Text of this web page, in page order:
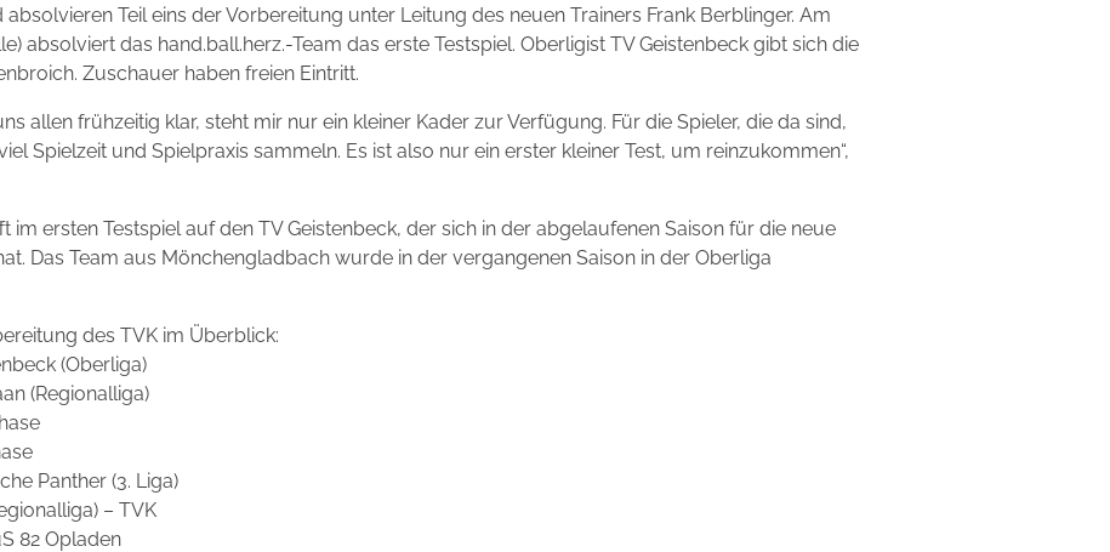
Teil eins der Vorbereitung unter Leitung des neuen Trainers Frank Berblinger. Am
absolviert das hand.ball.herz.-Team das erste Testspiel. Oberligist TV Geistenbeck gibt sich die
Zuschauer haben freien Eintritt.
allen frühzeitig klar, steht mir nur ein kleiner Kader zur Verfügung. Für die Spieler, die da sind,
Spielzeit und Spielpraxis sammeln. Es ist also nur ein erster kleiner Test, um reinzukommen“,
im ersten Testspiel auf den TV Geistenbeck, der sich in der abgelaufenen Saison für die neue
Das Team aus Mönchengladbach wurde in der vergangenen Saison in der Oberliga
des TVK im Überblick:
(Oberliga)
(Regionalliga)
Panther (3. Liga)
– TVK
82 Opladen